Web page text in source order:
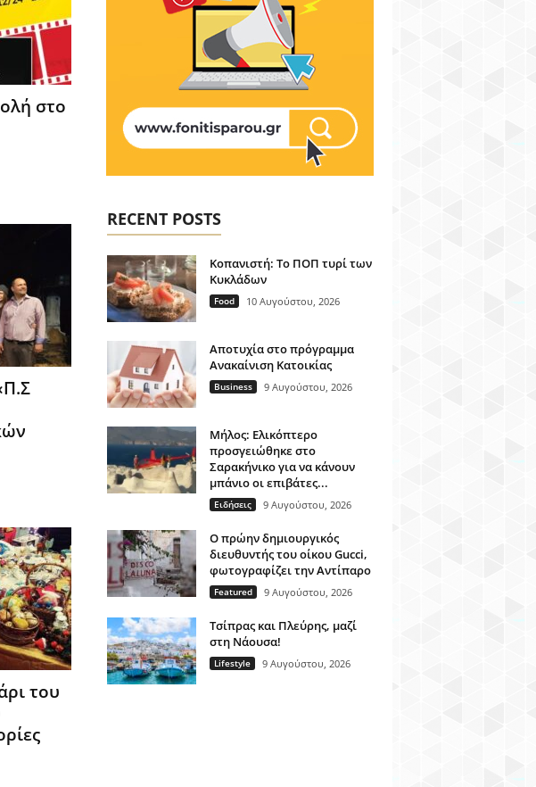
στο
του
RECENT POSTS
Κοπανιστή: Το ΠΟΠ τυρί των
Κυκλάδων
Food 10 Αυγούστου, 2026
Αποτυχία στο πρόγραμμα
Ανακαίνιση Κατοικίας
Business 9 Αυγούστου, 2026
Μήλος: Ελικόπτερο
προσγειώθηκε στο
Σαρακήνικο για να κάνουν
μπάνιο οι επιβάτες...
Ειδήσεις 9 Αυγούστου, 2026
Ο πρώην δημιουργικός
διευθυντής του οίκου Gucci,
φωτογραφίζει την Αντίπαρο
Featured 9 Αυγούστου, 2026
Τσίπρας και Πλεύρης, μαζί
στη Νάουσα!
Lifestyle 9 Αυγούστου, 2026